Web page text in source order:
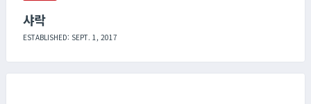
샤락
ESTABLISHED: SEPT. 1, 2017